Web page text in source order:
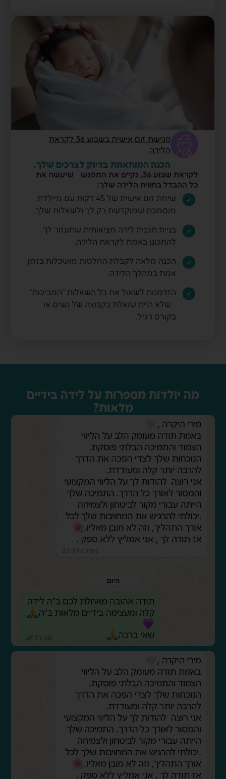
פגישת זום אישית בשבוע 36 לקראת
הלידה
הכנה המותאמת בדיוק לצרכים שלך.
לקראת שבוע 36, נקיים את המפגש שיעשה את
כל ההבדל בחווית הלידה שלך:
שיחת זום אישית של 45 דקות עם מיילדת
מוסמכת שמוקדשת רק לך ולשאלות שלך.
בניית תכנית לידה מציאותית שתעזור לך
להתכונן באמת לקראת הלידה.
הכנה מלאה לקבלת החלטות מושכלות בזמן
אמת במהלך הלידה.
הזדמנות לשאול את כל השאלות "המביכות"
שלא היית שואלת בקבוצה של נשים או
בקורס רגיל.
מה יולדות מספרות על לידה בידיים
מלאות?